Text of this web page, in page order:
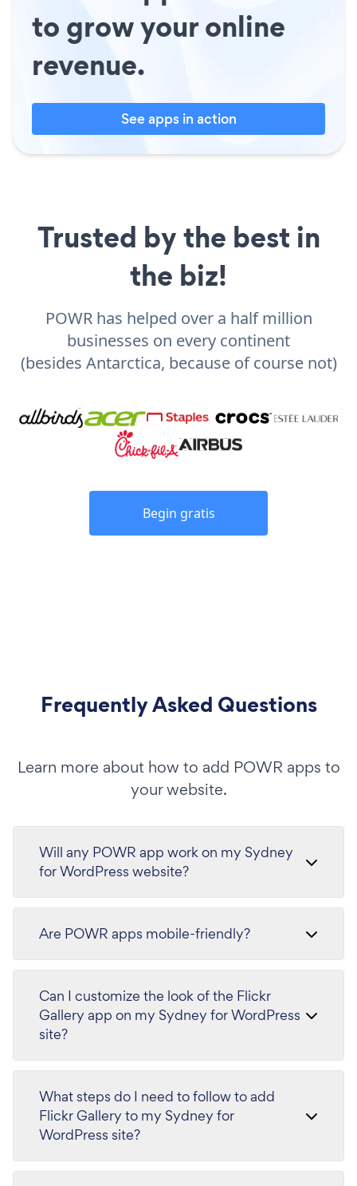
to grow your online
revenue.
See apps in action
Trusted by the best in
the biz!
POWR has helped over a half million
businesses on every continent
(besides Antarctica, because of course not)
Begin gratis
Frequently Asked Questions
Learn more about how to add POWR apps to
your website.
Will any POWR app work on my Sydney
for WordPress website?
Are POWR apps mobile-friendly?
Can I customize the look of the Flickr
Gallery app on my Sydney for WordPress
site?
What steps do I need to follow to add
Flickr Gallery to my Sydney for
WordPress site?